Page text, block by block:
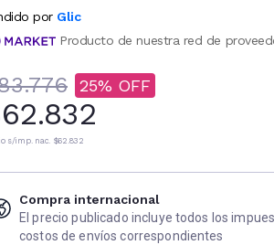
por Glic
Producto de nuestra red de
25
s/imp. nac. $62.832
Compra internacional
El precio publicado incluye todos los
costos de envíos correspondientes